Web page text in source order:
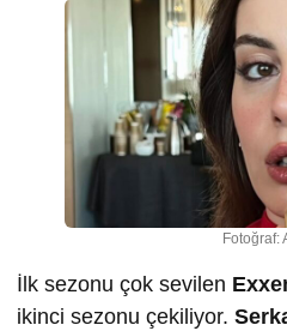
Fotoğraf:
İlk sezonu çok sevilen
ikinci sezonu çekiliyor.